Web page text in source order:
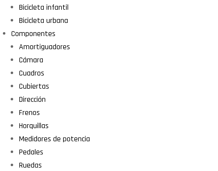
Bicicleta infantil
Bicicleta urbana
Componentes
Amortiguadores
Cámara
Cuadros
Cubiertas
Dirección
Frenos
Horquillas
Medidores de potencia
Pedales
Ruedas